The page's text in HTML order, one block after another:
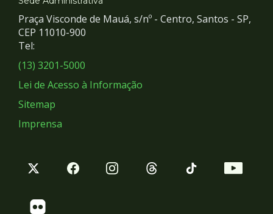
e
Redes
Sociais
Praça Visconde de Mauá, s/nº - Centro, Santos - SP,
CEP 11010-900
Tel:
(13) 3201-5000
Lei de Acesso à Informação
Sitemap
Imprensa